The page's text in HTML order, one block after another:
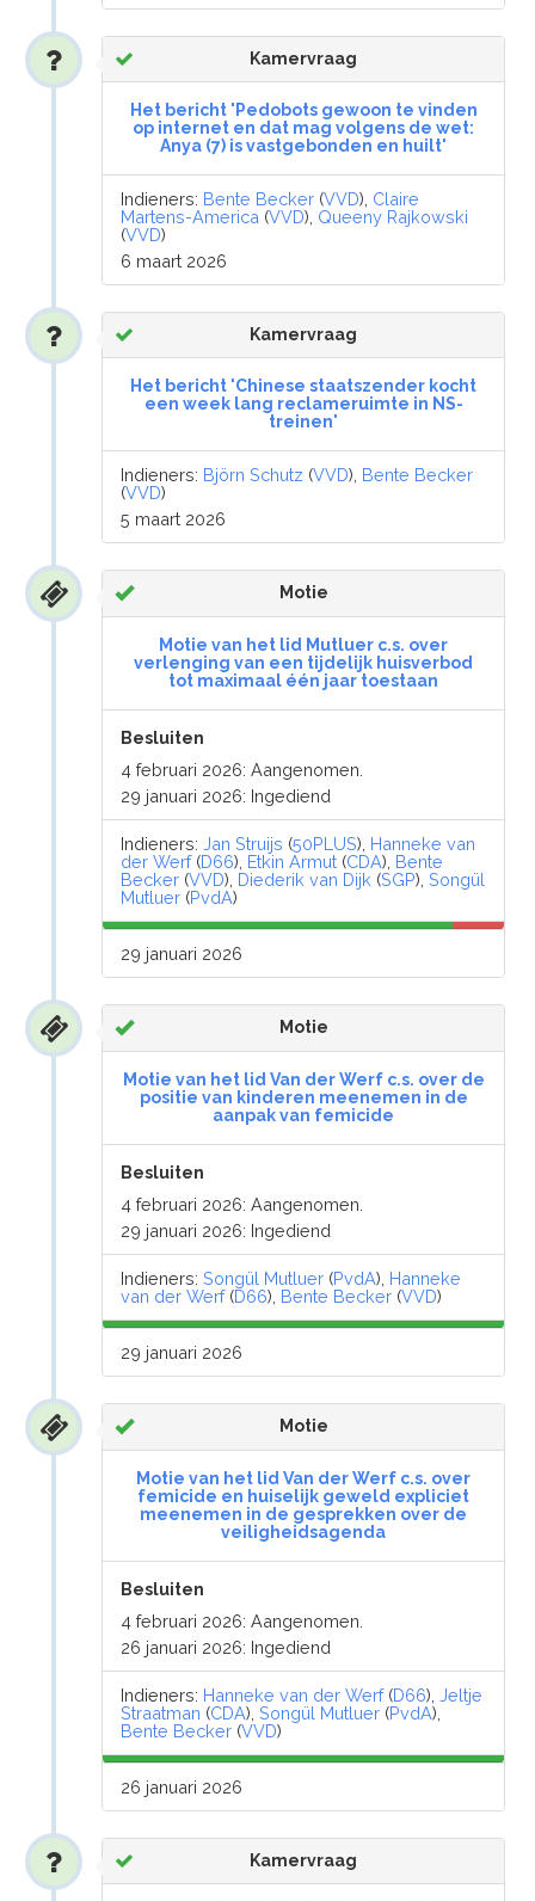
Kamervraag
Het bericht 'Pedobots gewoon te vinden
op internet en dat mag volgens de wet:
Anya (7) is vastgebonden en huilt'
Indieners: Bente Becker (VVD), Claire
Martens-America (VVD), Queeny Rajkowski
(VVD)
6 maart 2026
Kamervraag
Het bericht 'Chinese staatszender kocht
een week lang reclameruimte in NS-
treinen'
Indieners: Björn Schutz (VVD), Bente Becker
(VVD)
5 maart 2026
Motie
Motie van het lid Mutluer c.s. over
verlenging van een tijdelijk huisverbod
tot maximaal één jaar toestaan
Besluiten
4 februari 2026: Aangenomen.
29 januari 2026: Ingediend
Indieners:Jan Struijs (50PLUS), Hanneke van
der Werf(D66), Etkin Armut (CDA), Bente
Becker (VVD), Diederik van Dijk (SGP),Songül
Mutluer (PvdA)
29 januari 2026
Motie
Motie van het lid Van der Werf c.s. over de
positie van kinderen meenemen in de
aanpak van femicide
Besluiten
4 februari 2026: Aangenomen.
29 januari 2026: Ingediend
Indieners:Songül Mutluer (PvdA), Hanneke
van der Werf(D66), Bente Becker (VVD)
29 januari 2026
Motie
Motie van het lid Van der Werf c.s. over
femicide en huiselijk geweld expliciet
meenemen in de gesprekken over de
veiligheidsagenda
Besluiten
4 februari 2026: Aangenomen.
26 januari 2026: Ingediend
Indieners: Hanneke van der Werf(D66),Jeltje
Straatman (CDA),Songül Mutluer (PvdA),
Bente Becker (VVD)
26 januari 2026
Kamervraag